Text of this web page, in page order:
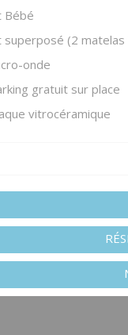
Bébé
superposé (2
onde
gratuit sur place
vitrocéramique